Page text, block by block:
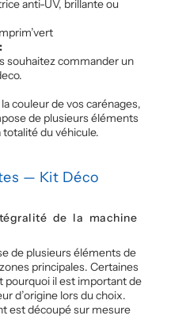
anti-UV, brillante ou
souhaitez commander un
couleur de vos carénages,
de plusieurs éléments
du véhicule.
— Kit Déco
de la machine
de plusieurs éléments de
principales. Certaines
pourquoi il est important de
d’origine lors du choix.
est découpé sur mesure